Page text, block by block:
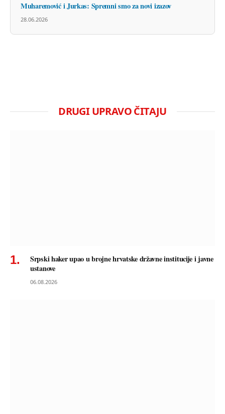
Muharemović i Jurkas: Spremni smo za novi izazov
28.06.2026
DRUGI UPRAVO ČITAJU
Srpski haker upao u brojne hrvatske državne institucije i javne
ustanove
06.08.2026